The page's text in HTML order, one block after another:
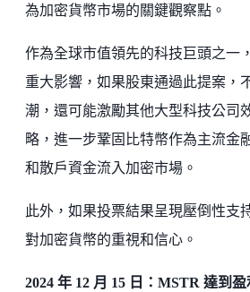
為加密貨幣市場的關鍵觀察點。
作為全球市值領先的科技巨頭之一
重大影響，如果股東通過此提案，
潮，還可能激勵其他大型科技公司
略，進一步鞏固比特幣作為主流金
和散戶資金流入加密市場。
此外，如果投票結果呈現壓倒性支
對加密貨幣的重視和信心。
2024 年 12 月 15 日：MSTR 達到